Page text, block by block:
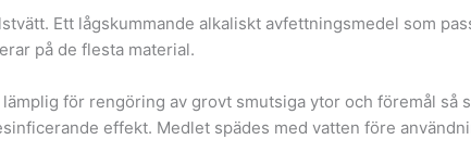
Ett lågskummande alkaliskt avfettningsmedel som
på de flesta material.
för rengöring av grovt smutsiga ytor och föremål så
effekt. Medlet spädes med vatten före